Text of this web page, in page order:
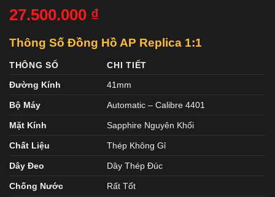
27.500.000 ₫
Thông Số Đồng Hồ AP Replica 1:1
THÔNG SỐ
CHI TIẾT
Đường Kính
41mm
Bộ Máy Automatic – Calibre 4401
Mặt Kính Sapphire Nguyên Khối
Chất Liệu Thép Không Gỉ
Dây Đeo Dây Thép Đúc
Chống Nước Rất Tốt